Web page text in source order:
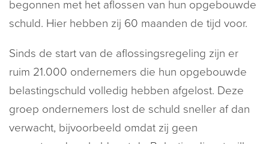
begonnen met het aflossen van hun opgebouwde
schuld. Hier hebben zij 60 maanden de tijd voor.
Sinds de start van de aflossingsregeling zijn er
ruim 21.000 ondernemers die hun opgebouwde
belastingschuld volledig hebben afgelost. Deze
groep ondernemers lost de schuld sneller af dan
verwacht, bijvoorbeeld omdat zij geen